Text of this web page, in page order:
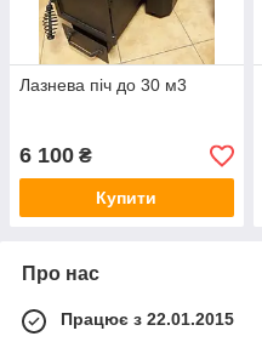
Лазнева піч до 30 м3
6 100 ₴
Купити
Про нас
Працює з 22.01.2015